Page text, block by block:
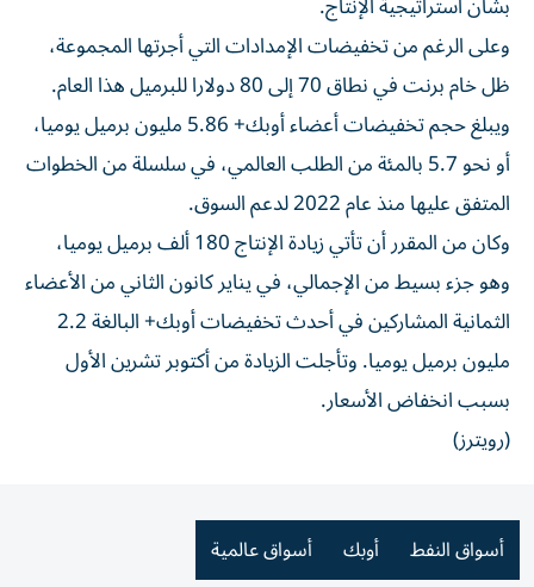
وعلى الرغم من تخفيضات الإمدادات التي أجرتها المجموعة،
ظل خام برنت في نطاق 70 إلى 80 دولارا للبرميل هذا العام.
ويبلغ حجم تخفيضات أعضاء أوبك+ 5.86 مليون برميل يوميا،
أو نحو 5.7 بالمئة من الطلب العالمي، في سلسلة من الخطوات
المتفق عليها منذ عام 2022 لدعم السوق.
وكان من المقرر أن تأتي زيادة الإنتاج 180 ألف برميل يوميا،
وهو جزء بسيط من الإجمالي، في يناير كانون الثاني من الأعضاء
الثمانية المشاركين في أحدث تخفيضات أوبك+ البالغة 2.2
مليون برميل يوميا. وتأجلت الزيادة من أكتوبر تشرين الأول
بسبب انخفاض الأسعار.
(رويترز)
أسواق النفط أوبك أسواق عالمية